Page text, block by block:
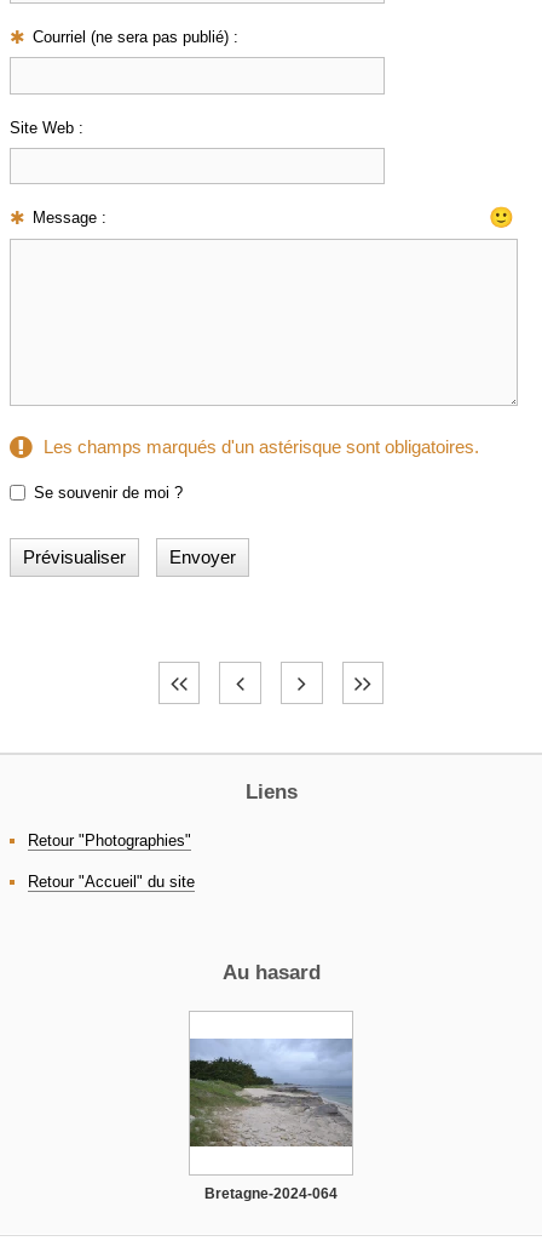
Courriel (ne sera pas publié) :
Site Web :
Message : 🙂
Les champs marqués d'un astérisque sont obligatoires.
Se souvenir de moi ?
Liens
Retour "Photographies"
Retour "Accueil" du site
Au hasard
Bretagne-2024-064